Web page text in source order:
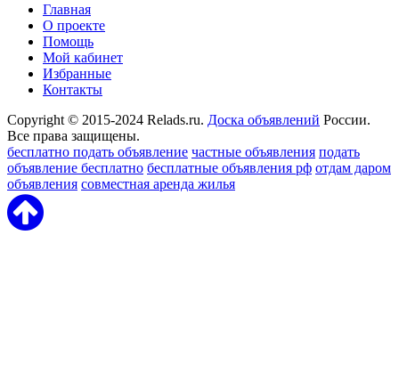
Главная
О проекте
Помощь
Мой кабинет
Избранные
Контакты
Copyright © 2015-2024 Relads.ru. Доска объявлений России.
Все права защищены.
бесплатно подать объявление частные объявления подать
объявление бесплатно бесплатные объявления рф отдам даром
объявления совместная аренда жилья